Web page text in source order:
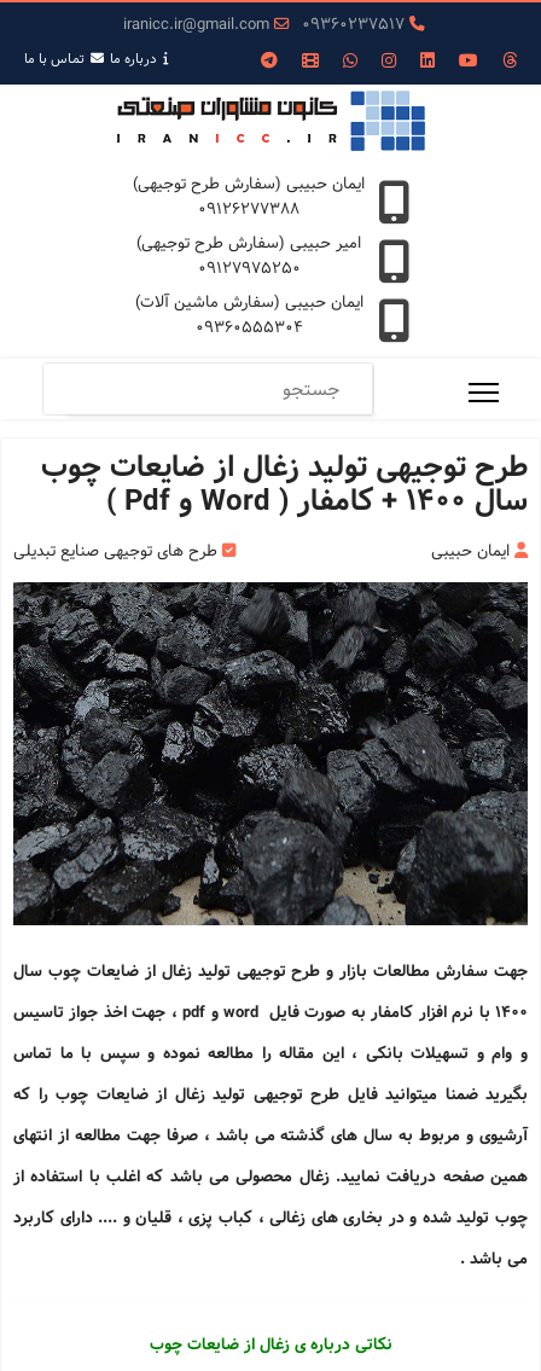
09360237517
iranicc.ir@gmail.com
درباره ما تمـاس با ما
ایمان حبیبی (سفارش طرح توجیهی)
09126277388
امیر حبیبی (سفارش طرح توجیهی)
09127975250
ایمان حبیبی (سفارش ماشین آلات)
09360555304
طرح توجیهی تولید زغال از ضایعات چوب
سال 1400 + کامفار ( Word و Pdf )
ایمان حبیبی طرح های توجیهی صنایع تبدیلی
جهت سفارش مطالعات بازار و طرح توجیهی تولید زغال از ضایعات چوب سال
1400 با نرم افزار کامفار به صورت فایل word و pdf ، جهت اخذ جواز تاسیس
و وام و تسهیلات بانکی ، این مقاله را مطالعه نموده و سپس با ما تماس
بگیرید ضمنا میتوانید فایل طرح توجیهی تولید زغال از ضایعات چوب را که
آرشیوی و مربوط به سال های گذشته می باشد ، صرفا جهت مطالعه از انتهای
همین صفحه دریافت نمایید. زغال محصولی می باشد که اغلب با استفاده از
چوب تولید شده و در بخاری های زغالی ، کباب پزی ، قلیان و .... دارای کاربرد
می باشد .
نکاتی درباره ی زغال از ضایعات چوب